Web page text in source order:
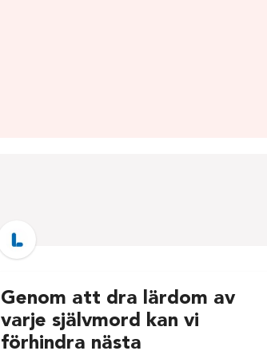
Genom att dra lärdom av
varje självmord kan vi
förhindra nästa